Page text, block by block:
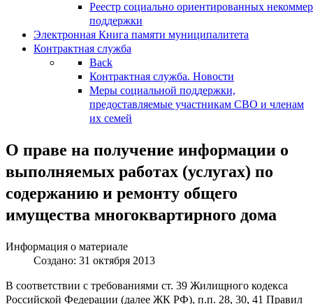
Реестр социально ориентированных
поддержки
Электронная Книга памяти муниципалитета
Контрактная служба
Back
Контрактная служба. Новости
Меры социальной поддержки,
предоставляемые участникам СВО и членам
их семей
О праве на получение информации о
выполняемых работах (услугах) по
содержанию и ремонту общего
имущества многоквартирного дома
Информация о материале
Создано: 31 октября 2013
В соответствии с требованиями ст. 39 Жилищного кодекса
Российской Федерации (далее ЖК РФ), п.п. 28, 30, 41 Правил